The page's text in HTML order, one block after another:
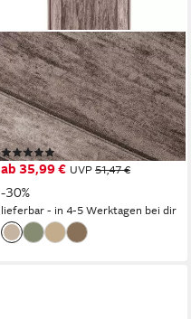
TAPISO
Läufer Anti Rutsch,
rechteckig, Höhe: 6 mm,
Antirutsch Flurläufer
Meterware, rutschfest,
pflegeleicht(65)
ab 35,99 € UVP 51,47 €
-30%
lieferbar - in 4-5 Werktagen bei dir